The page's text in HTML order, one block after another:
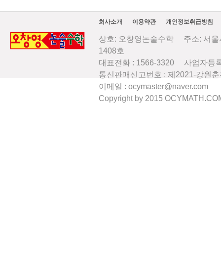
회사소개 이용약관 개인정보취급방침
상호: 오창영논술수학 주소: 서울
1408호
대표전화 : 1566-3320 사업자등
통신판매신고번호 : 제2021-강
이메일 : ocymaster@naver.com
Copyright by 2015